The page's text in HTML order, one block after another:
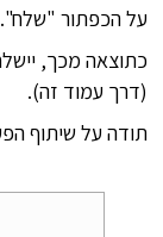
על הכפתור "שלח".
כתוצאה מכך,
(דרך עמוד זה).
תודה על שיתוף